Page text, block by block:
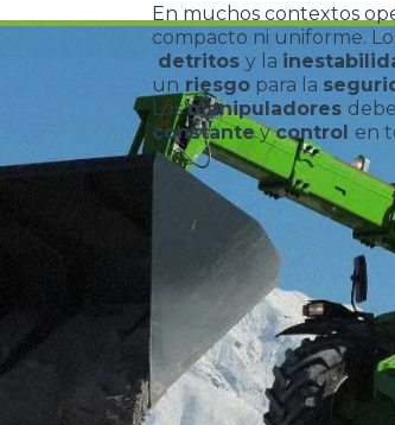
En muchos contextos
compacto ni uniforme.
detritos y la
un riesgo para la
Losmanipuladores
constanteycontrol en